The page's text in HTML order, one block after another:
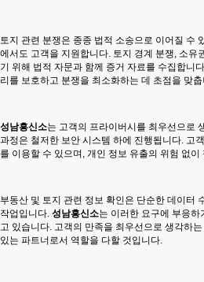
토지 관련 분쟁은 종종 법적 소송으로 이어질 수
에서도 고객을 지원합니다. 토지 경계 분쟁, 소유
기 위해 법적 자문과 함께 증거 자료를 수집합니
리를 보호하고 분쟁을 최소화하는 데 초점을 맞
성남흥신소는 고객의 프라이버시를 최우선으로
과정은 철저한 보안 시스템 하에 진행됩니다. 고
를 이용할 수 있으며, 개인 정보 유출의 위험 없
부동산 및 토지 관련 정보 확인은 단순한 데이터
작업입니다. 성남흥신소는 이러한 요구에 부응
고 있습니다. 고객의 만족을 최우선으로 생각하는
있는 파트너로서 역할을 다할 것입니다.